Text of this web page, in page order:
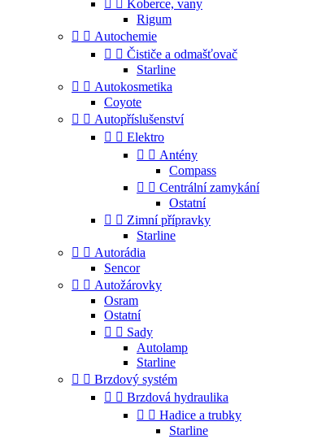
  Koberce, vany
Rigum
  Autochemie
  Čističe a odmašťovač
Starline
  Autokosmetika
Coyote
  Autopříslušenství
  Elektro
  Antény
Compass
  Centrální zamykání
Ostatní
  Zimní přípravky
Starline
  Autorádia
Sencor
  Autožárovky
Osram
Ostatní
  Sady
Autolamp
Starline
  Brzdový systém
  Brzdová hydraulika
  Hadice a trubky
Starline